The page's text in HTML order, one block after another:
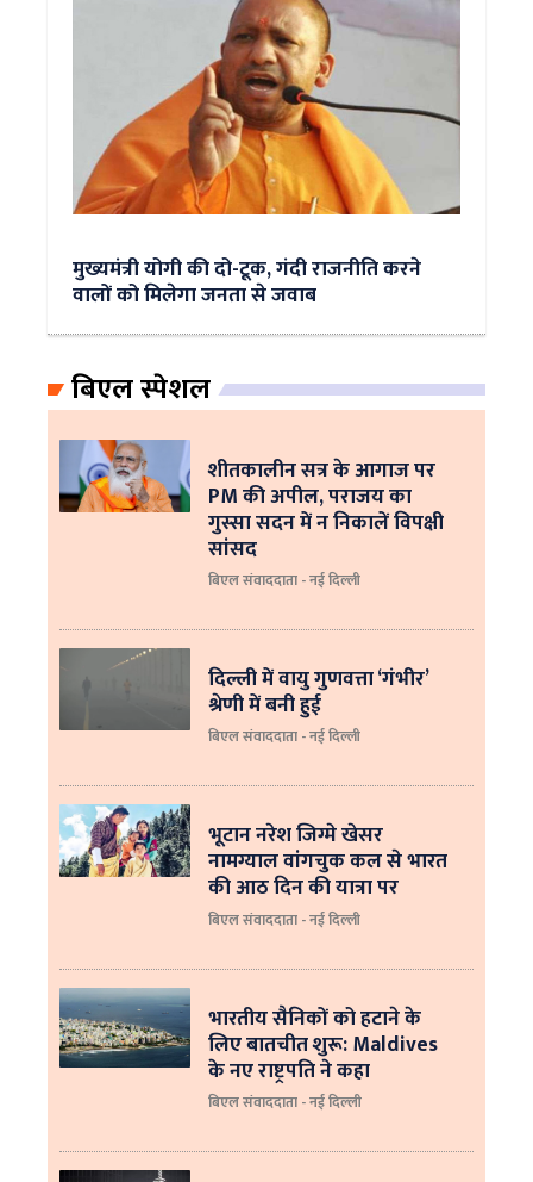
मुख्यमंत्री योगी की दो-टूक, गंदी राजनीति करने
वालों को मिलेगा जनता से जवाब
बिएल स्पेशल
शीतकालीन सत्र के आगाज पर
PM की अपील, पराजय का
गुस्सा सदन में न निकालें विपक्षी
सांसद
बिएल संवाददाता - नई दिल्ली
दिल्ली में वायु गुणवत्ता ‘गंभीर’
श्रेणी में बनी हुई
बिएल संवाददाता - नई दिल्ली
भूटान नरेश जिग्मे खेसर
नामग्याल वांगचुक कल से भारत
की आठ दिन की यात्रा पर
बिएल संवाददाता - नई दिल्ली
भारतीय सैनिकों को हटाने के
लिए बातचीत शुरू: Maldives
के नए राष्ट्रपति ने कहा
बिएल संवाददाता - नई दिल्‍ली